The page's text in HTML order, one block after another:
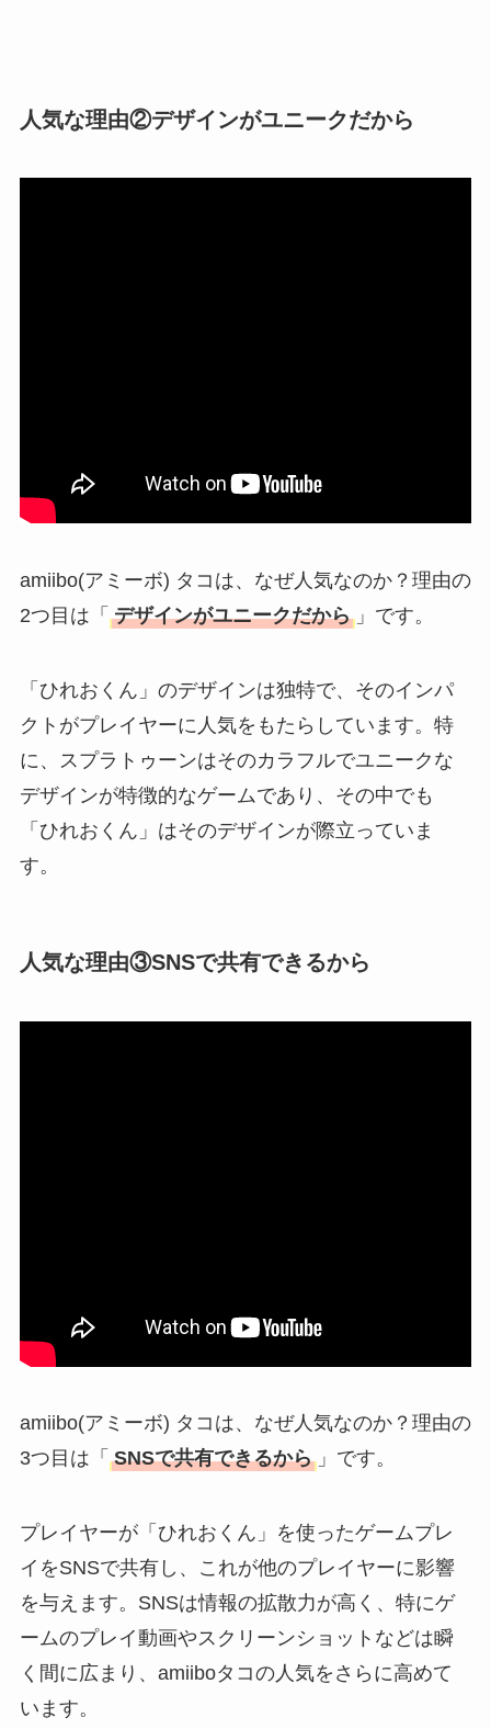
人気な理由②デザインがユニークだから
amiibo(アミーボ) タコは、なぜ人気なのか？理由の
2つ目は「 デザインがユニークだから 」です。
「ひれおくん」のデザインは独特で、そのインパ
クトがプレイヤーに人気をもたらしています。特
に、スプラトゥーンはそのカラフルでユニークな
デザインが特徴的なゲームであり、その中でも
「ひれおくん」はそのデザインが際立っていま
す。
人気な理由③SNSで共有できるから
amiibo(アミーボ) タコは、なぜ人気なのか？理由の
3つ目は「 SNSで共有できるから 」です。
プレイヤーが「ひれおくん」を使ったゲームプレ
イをSNSで共有し、これが他のプレイヤーに影響
を与えます。SNSは情報の拡散力が高く、特にゲ
ームのプレイ動画やスクリーンショットなどは瞬
く間に広まり、amiiboタコの人気をさらに高めて
います。